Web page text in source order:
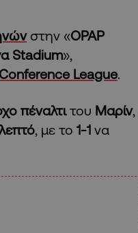
στην «OPAP
Stadium»,
Conference League.
πέναλτιτου Μαρίν,
, με το 1-1 να